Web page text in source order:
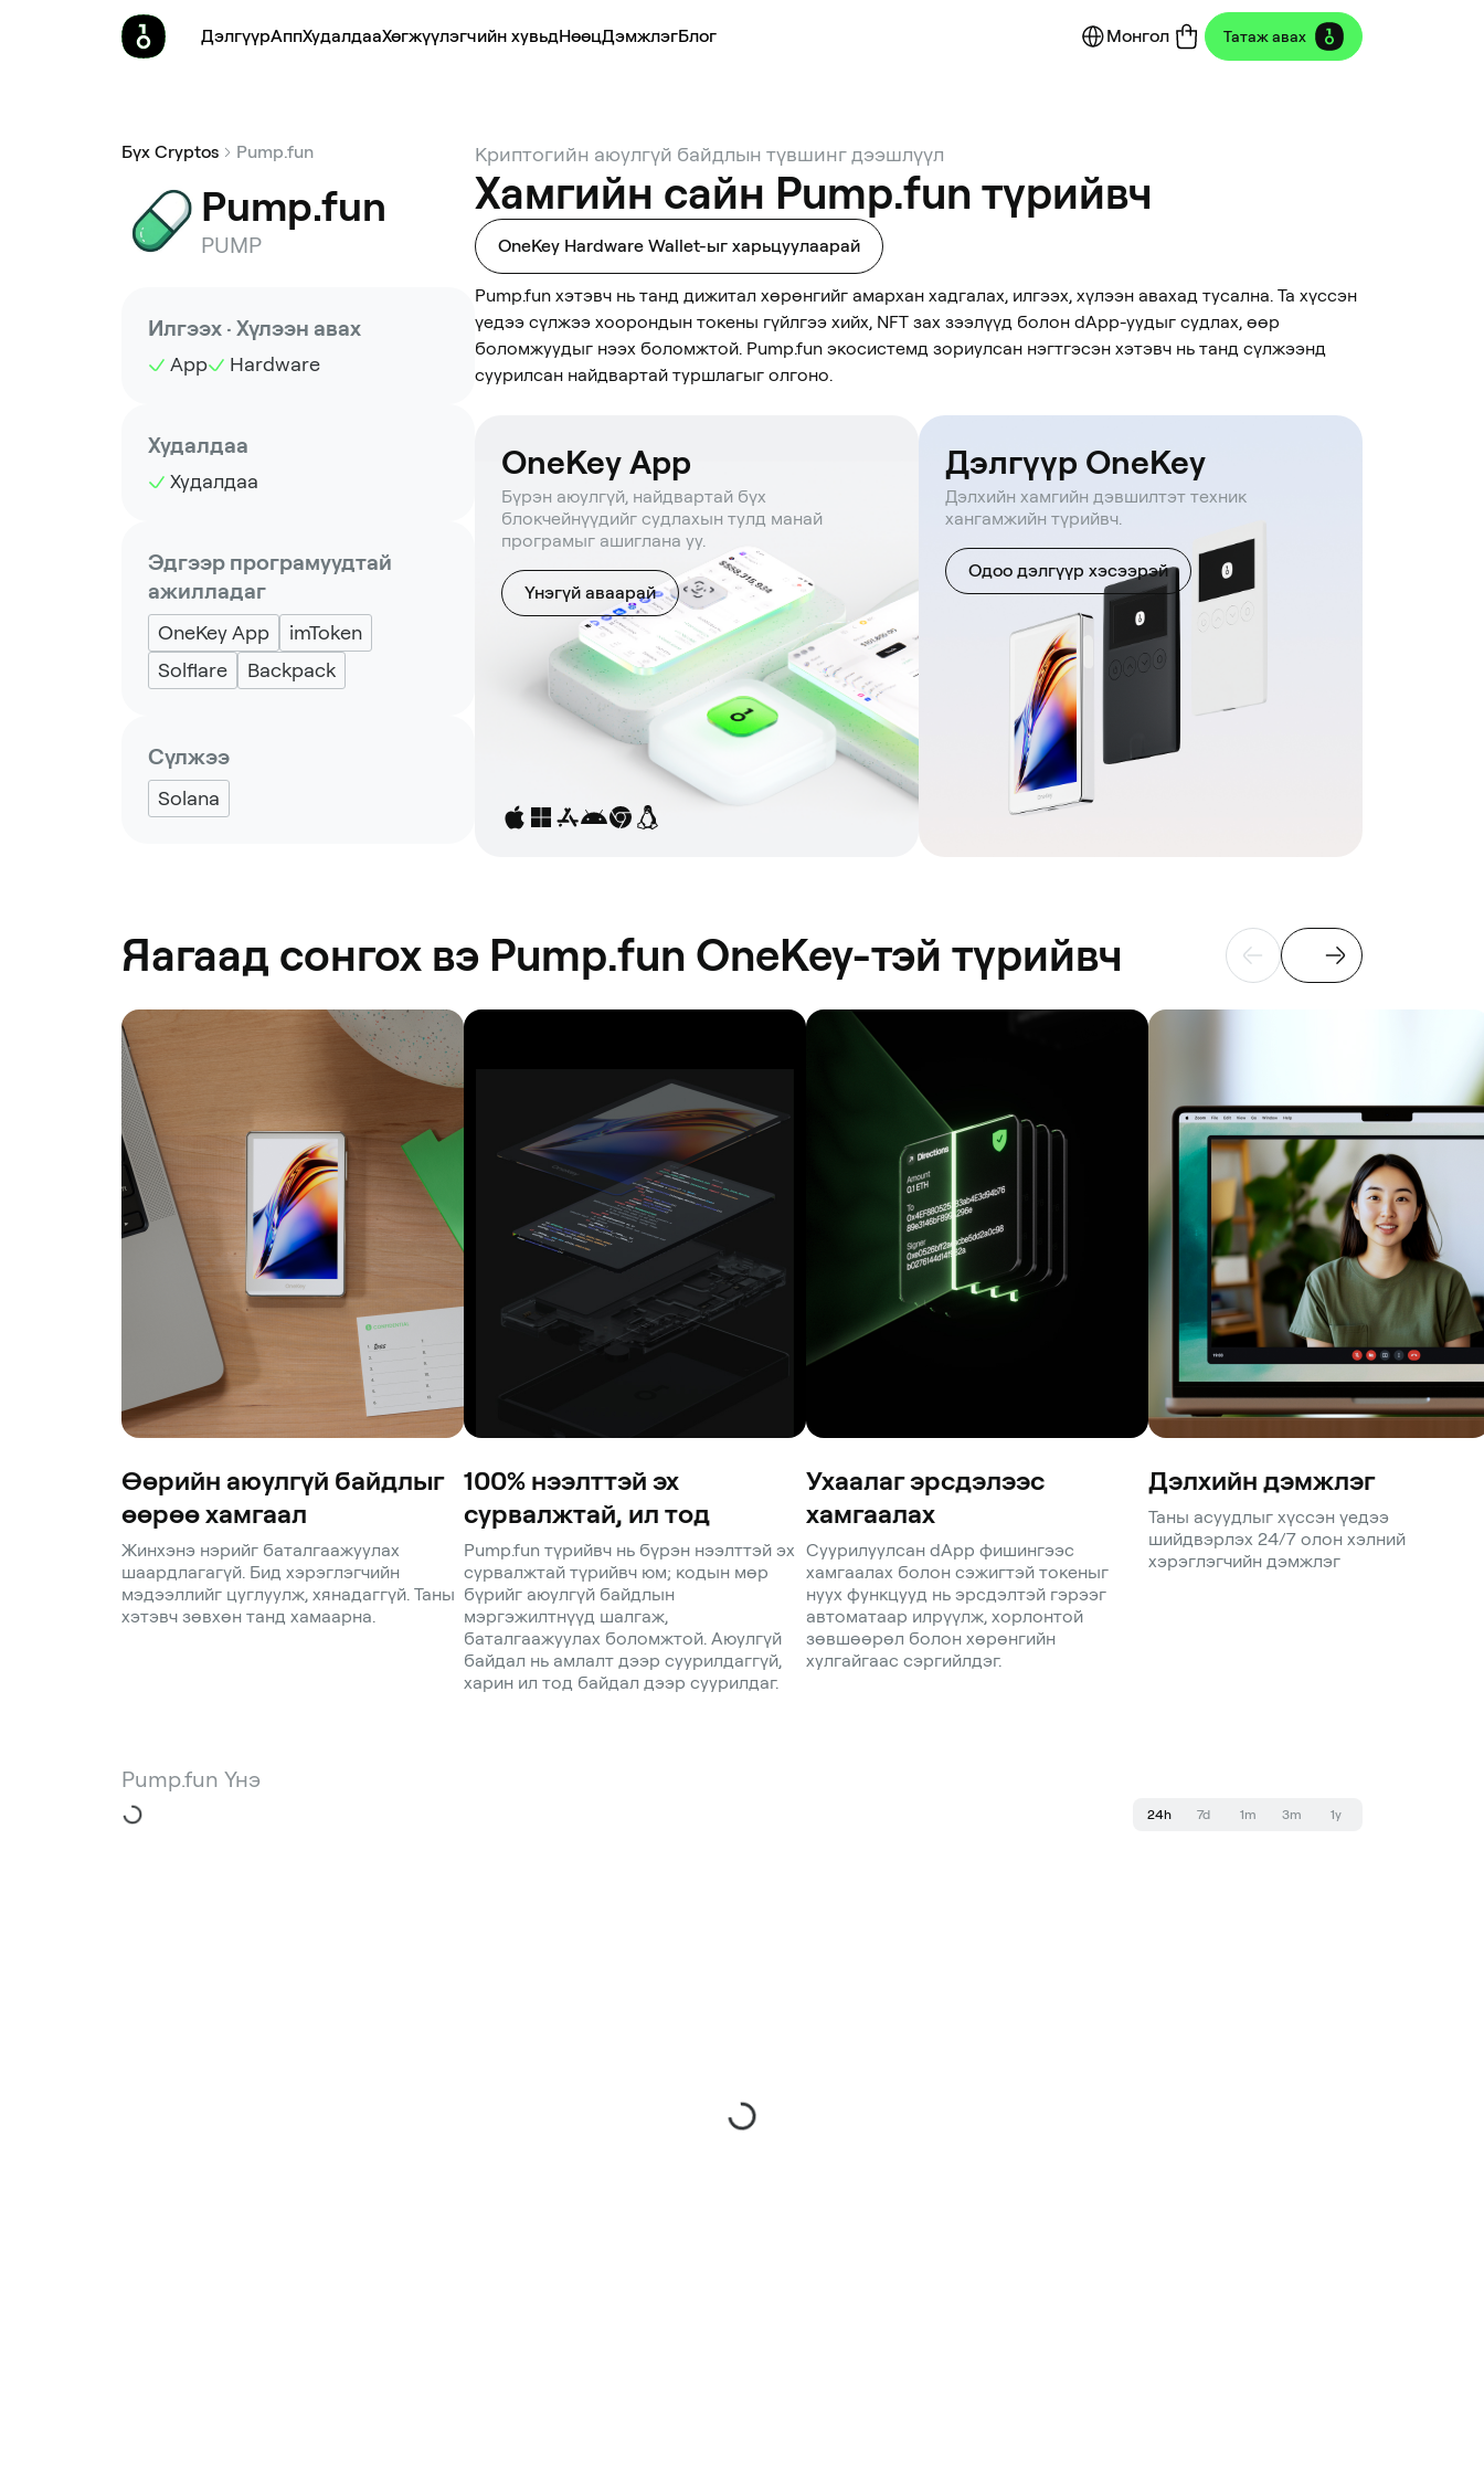
ДэлгүүрАппХудалдааХөгжүүлэгчийн хувьдНөөцДэмжлэгБлог Монгол Татаж авах
Бүх Cryptos Pump.fun
Pump.fun
PUMP
Илгээх · Хүлээн авах
App Hardware
Худалдаа
Худалдаа
Эдгээр програмуудтай
ажилладаг
OneKey App
imToken
Solflare
Backpack
Сүлжээ
Solana
Криптогийн аюулгүй байдлын түвшинг дээшлүүл
Хамгийн сайн Pump.fun түрийвч
OneKey Hardware Wallet-ыг харьцуулаарай
Pump.fun хэтэвч нь танд дижитал хөрөнгийг амархан хадгалах, илгээх, хүлээн авахад тусална. Та хүссэн
үедээ сүлжээ хоорондын токены гүйлгээ хийх, NFT зах зээлүүд болон dApp-уудыг судлах, өөр
боломжуудыг нээх боломжтой. Pump.fun экосистемд зориулсан нэгтгэсэн хэтэвч нь танд сүлжээнд
суурилсан найдвартай туршлагыг олгоно.
OneKey App
Бүрэн аюулгүй, найдвартай бүх
блокчейнүүдийг судлахын тулд манай
програмыг ашиглана уу.
Үнэгүй аваарай
Дэлгүүр OneKey
Дэлхийн хамгийн дэвшилтэт техник
хангамжийн түрийвч.
Одоо дэлгүүр хэсээрэй
Яагаад сонгох вэ Pump.fun OneKey-тэй түрийвч
Өөрийн аюулгүй байдлыг
өөрөө хамгаал
Жинхэнэ нэрийг баталгаажуулах
шаардлагагүй. Бид хэрэглэгчийн
мэдээллийг цуглуулж, хянадаггүй. Таны
хэтэвч зөвхөн танд хамаарна.
100% нээлттэй эх
сурвалжтай, ил тод
Pump.fun түрийвч нь бүрэн нээлттэй эх
сурвалжтай түрийвч юм; кодын мөр
бүрийг аюулгүй байдлын
мэргэжилтнүүд шалгаж,
баталгаажуулах боломжтой. Аюулгүй
байдал нь амлалт дээр суурилдаггүй,
харин ил тод байдал дээр суурилдаг.
Ухаалаг эрсдэлээс
хамгаалах
Суурилуулсан dApp фишингээс
хамгаалах болон сэжигтэй токеныг
нуух функцууд нь эрсдэлтэй гэрээг
автоматаар илрүүлж, хорлонтой
зөвшөөрөл болон хөрөнгийн
хулгайгаас сэргийлдэг.
Дэлхийн дэмжлэг
Таны асуудлыг хүссэн үедээ
шийдвэрлэх 24/7 олон хэлний
хэрэглэгчийн дэмжлэг
Pump.fun Үнэ
24h 7d 1m 3m 1y